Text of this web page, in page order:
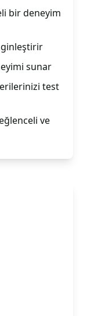
bir deneyim
sunar
test
ve